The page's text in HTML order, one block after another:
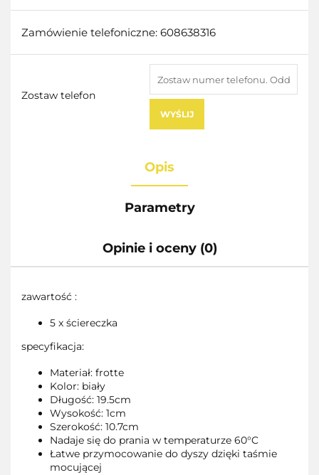
Zamówienie telefoniczne: 608638316
Zostaw telefon
WYŚLIJ
Opis
Parametry
Opinie i oceny (0)
zawartość :
5 x ściereczka
specyfikacja:
Materiał: frotte
Kolor: biały
Długość: 19.5cm
Wysokość: 1cm
Szerokość: 10.7cm
Nadaje się do prania w temperaturze 60°C
Łatwe przymocowanie do dyszy dzięki taśmie
mocującej